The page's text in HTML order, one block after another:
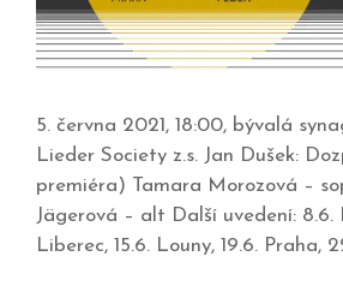
5. června 2021, 18:00, bývalá
Lieder Society z.s. Jan Dušek:
premiéra) Tamara Morozová –
Jägerová – alt Další uvedení: 8.6.
Liberec, 15.6. Louny, 19.6. Praha,